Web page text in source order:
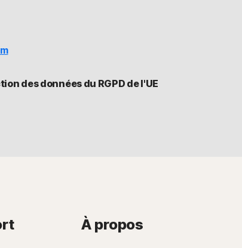
des données du RGPD de l'UE
À propos